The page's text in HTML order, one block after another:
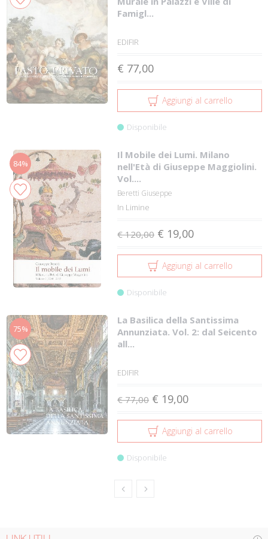
Famigl...
EDIFIR
€ 77,00
Aggiungi al carrello
Disponibile
84%
Il Mobile dei Lumi. Milano
nell'Età di Giuseppe Maggiolini.
Vol....
Beretti Giuseppe
In Limine
€ 120,00 € 19,00
Aggiungi al carrello
Disponibile
75%
La Basilica della Santissima
Annunziata. Vol. 2: dal Seicento
all...
EDIFIR
€ 77,00 € 19,00
Aggiungi al carrello
Disponibile